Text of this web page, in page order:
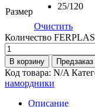
Размер
25/120
Очистить
Количество
В корзину Предзаказ
Код товара: N/A
намордники
Описание